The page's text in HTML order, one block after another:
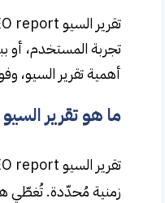
تجربة المستخدم، أو
أهمية تقرير السيو،
ما هو تقرير السيو
تقرير السيو SEO report هو مستند أو لوحة معلومات تُقدّم تحليلاً مُفصّلاً لأداء موقع إلكتروني في
زمنية مُحدّدة. تُغطّي